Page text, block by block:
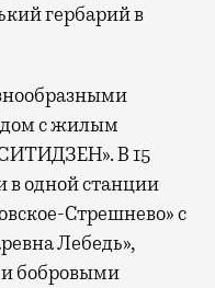
гербарий в
с жилым
В 15
одной станции
Стрешнево» с
Лебедь»,
бобровыми